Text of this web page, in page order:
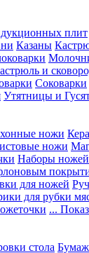
плит
Казаны
и
Соковарки
Утятницы и
ножи
ножи
Наборы ножей
для ножей
для рубки
...
стола